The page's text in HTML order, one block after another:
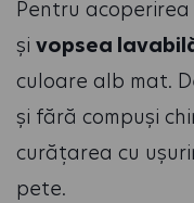
Pentru
și vopsea
culoare alb mat.
și fără compuși
curățarea cu
pete.